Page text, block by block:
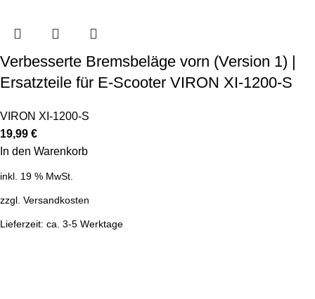
Verbesserte Bremsbeläge vorn (Version 1) |
Ersatzteile für E-Scooter VIRON XI-1200-S
VIRON XI-1200-S
19,99 €
In den Warenkorb
inkl. 19 % MwSt.
zzgl. Versandkosten
Lieferzeit: ca. 3-5 Werktage